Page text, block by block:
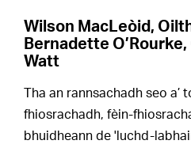
Wilson MacLeòid,
Bernadette
Watt
Tha an rannsachadh seo
fhiosrachadh, fèin-
bhuidheann de 'luchd-